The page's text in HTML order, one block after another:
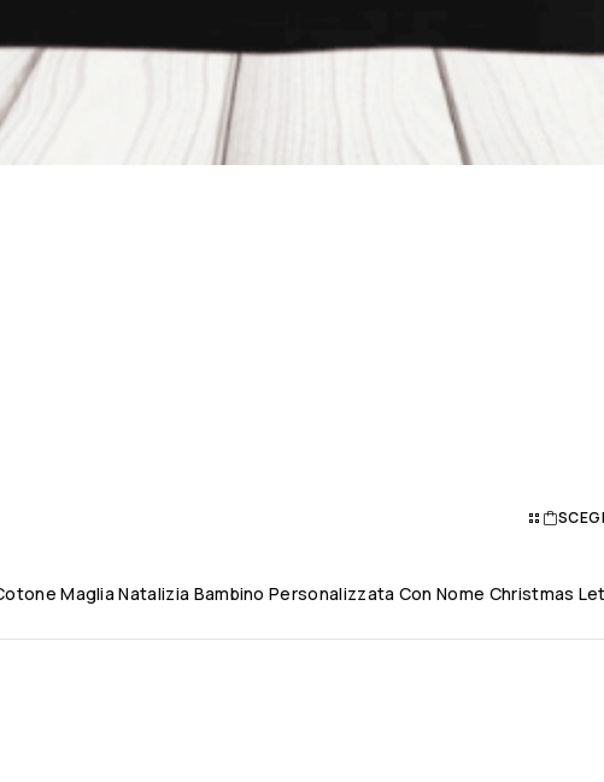
Maglia Natalizia Bambino Personalizzata Con Nome Christmas